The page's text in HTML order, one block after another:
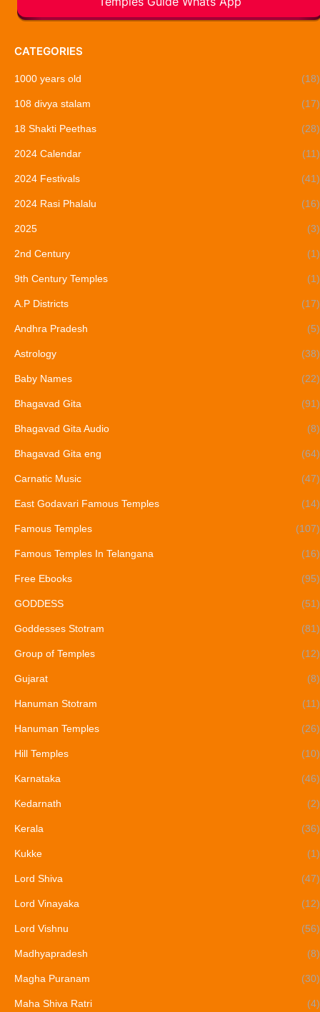
CATEGORIES
1000 years old (18)
108 divya stalam (17)
18 Shakti Peethas (28)
2024 Calendar (11)
2024 Festivals (41)
2024 Rasi Phalalu (16)
2025 (3)
2nd Century (1)
9th Century Temples (1)
A.P Districts (17)
Andhra Pradesh (5)
Astrology (38)
Baby Names (22)
Bhagavad Gita (91)
Bhagavad Gita Audio (8)
Bhagavad Gita eng (64)
Carnatic Music (47)
East Godavari Famous Temples (14)
Famous Temples (107)
Famous Temples In Telangana (16)
Free Ebooks (95)
GODDESS (51)
Goddesses Stotram (81)
Group of Temples (12)
Gujarat (8)
Hanuman Stotram (11)
Hanuman Temples (26)
Hill Temples (10)
Karnataka (46)
Kedarnath (2)
Kerala (36)
Kukke (1)
Lord Shiva (47)
Lord Vinayaka (12)
Lord Vishnu (56)
Madhyapradesh (8)
Magha Puranam (30)
Maha Shiva Ratri (4)